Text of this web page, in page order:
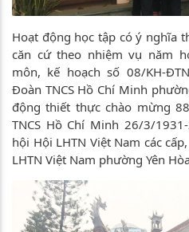
Hoạt động học tập có ý nghĩa
căn cứ theo nhiệm vụ năm
môn, kế hoạch số 08/KH-
Đoàn TNCS Hồ Chí Minh
động thiết thực chào mừng
TNCS Hồ Chí Minh 26/3/
hội Hội LHTN Việt Nam các
LHTN Việt Nam phường Yên